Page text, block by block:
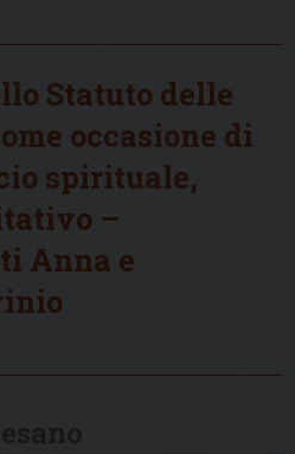
Statuto delle
occasione di
spirituale,
–
Anna e